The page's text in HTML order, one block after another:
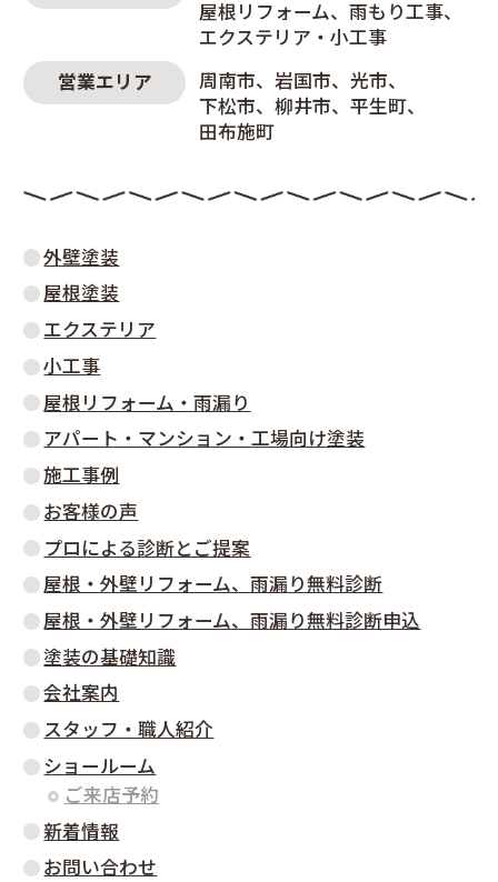
屋根リフォーム
雨もり工事
エクステリア・小工事
営業エリア
周南市 岩国市
光市
下松市
柳井市
平生町
田布施町
外壁塗装
屋根塗装
エクステリア
小工事
屋根リフォーム・雨漏り
アパート・マンション・工場向け塗装
施工事例
お客様の声
プロによる診断とご提案
屋根・外壁リフォーム、雨漏り無料診断
屋根・外壁リフォーム、雨漏り無料診断申込
塗装の基礎知識
会社案内
スタッフ・職人紹介
ショールーム
ご来店予約
新着情報
お問い合わせ